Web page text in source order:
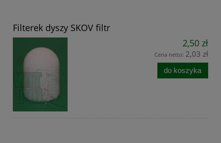
Filterek dyszy SKOV filtr
2,50 zł
Cena netto: 2,03 zł
do koszyka